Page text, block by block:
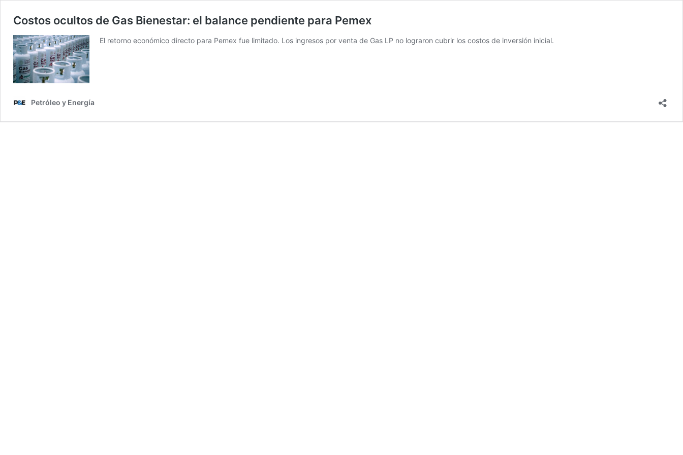
Costos ocultos de Gas Bienestar: el balance pendiente para Pemex
El retorno económico directo para Pemex fue limitado. Los ingresos por venta de Gas LP no lograron cubrir los costos de inversión inicial.
Petróleo y Energía